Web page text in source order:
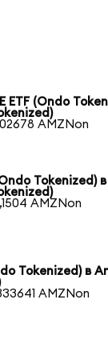
ETF (Ondo
AMZNon
Tokenized) в
AMZNon
Tokenized) в
AMZNon